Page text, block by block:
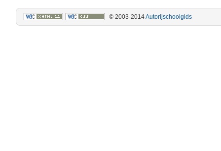
© 2003-2014Autorijschoolgids